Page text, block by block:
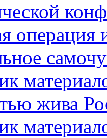
операция
жива